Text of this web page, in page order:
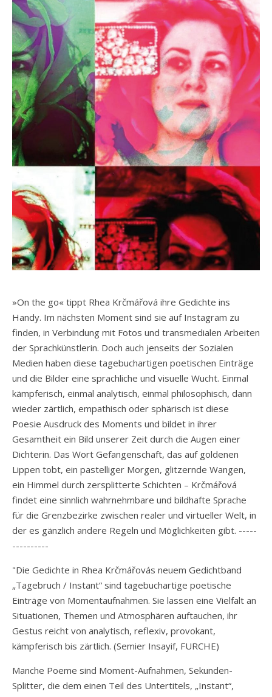
»On the go« tippt Rhea Krčmářová ihre Gedichte ins
Handy. Im nächsten Moment sind sie auf Instagram zu
finden, in Verbindung mit Fotos und transmedialen Arbeiten
der Sprachkünstlerin. Doch auch jenseits der Sozialen
Medien haben diese tagebuchartigen poetischen Einträge
und die Bilder eine sprachliche und visuelle Wucht. Einmal
kämpferisch, einmal analytisch, einmal philosophisch, dann
wieder zärtlich, empathisch oder sphärisch ist diese
Poesie Ausdruck des Moments und bildet in ihrer
Gesamtheit ein Bild unserer Zeit durch die Augen einer
Dichterin. Das Wort Gefangenschaft, das auf goldenen
Lippen tobt, ein pastelliger Morgen, glitzernde Wangen,
ein Himmel durch zersplitterte Schichten – Krčmářová
findet eine sinnlich wahrnehmbare und bildhafte Sprache
für die Grenzbezirke zwischen realer und virtueller Welt, in
der es gänzlich andere Regeln und Möglichkeiten gibt. -----
----------
"Die Gedichte in Rhea Krčmářovás neuem Gedichtband
„Tagebruch / Instant“ sind tagebuchartige poetische
Einträge von Momentaufnahmen. Sie lassen eine Vielfalt an
Situationen, Themen und Atmosphären auftauchen, ihr
Gestus reicht von analytisch, reflexiv, provokant,
kämpferisch bis zärtlich. (Semier Insayif, FURCHE)
Manche Poeme sind Moment-Aufnahmen, Sekunden-
Splitter, die dem einen Teil des Untertitels, „Instant“,